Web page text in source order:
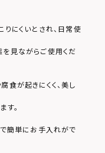
りにくいとされ、日常使
見ながらご使用くだ
食が起きにくく、美し
す。
で簡単にお手入れがで